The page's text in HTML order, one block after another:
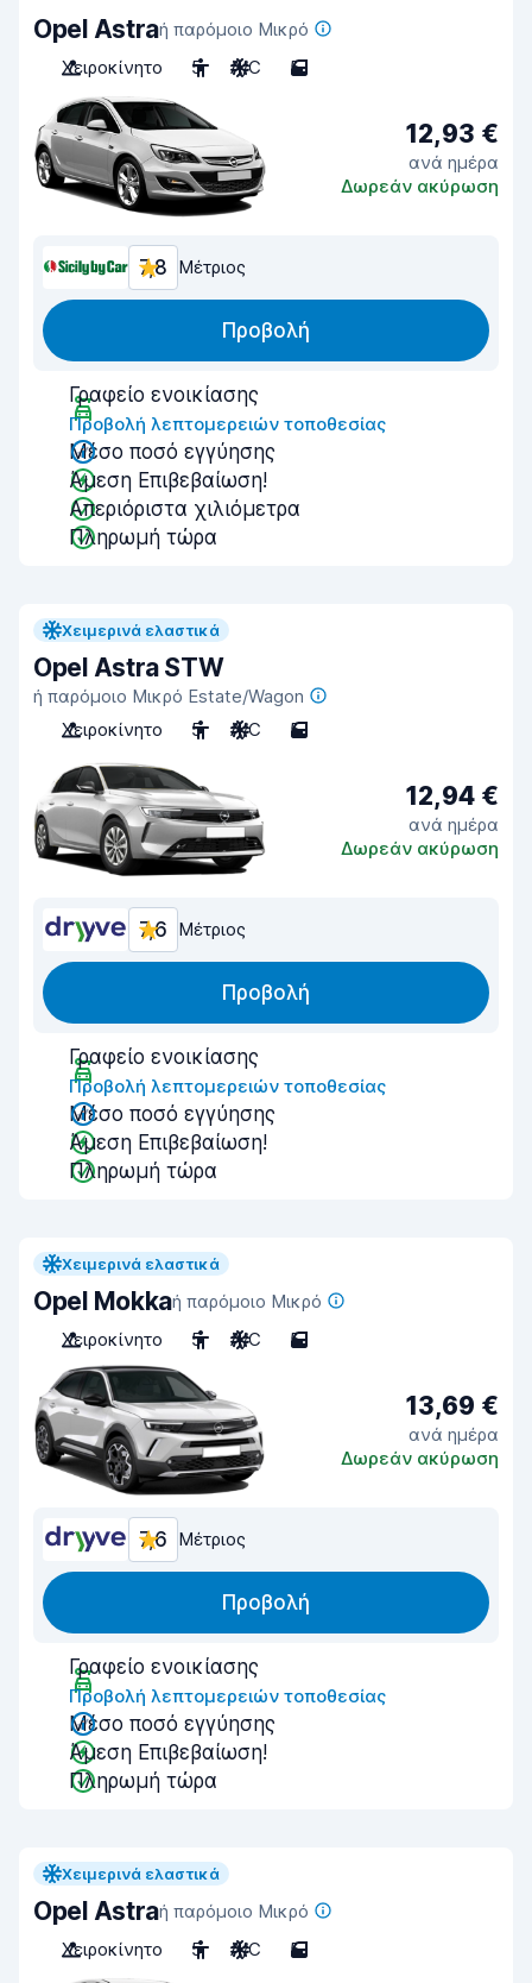
Opel Astraή παρόμοιο Μικρό
Χειροκίνητο
5 A/C 5
12,93 €
ανά ημέρα
Δωρεάν ακύρωση
7,8 Μέτριος
Προβολή
Γραφείο ενοικίασης
Προβολή λεπτομερειών τοποθεσίας
Μέσο ποσό εγγύησης
Άμεση Επιβεβαίωση!
Απεριόριστα χιλιόμετρα
Πληρωμή τώρα
Χειμερινά ελαστικά
Opel Astra STW
ή παρόμοιο Μικρό Estate/Wagon
Χειροκίνητο
5 A/C 5
12,94 €
ανά ημέρα
Δωρεάν ακύρωση
7,6 Μέτριος
Προβολή
Γραφείο ενοικίασης
Προβολή λεπτομερειών τοποθεσίας
Μέσο ποσό εγγύησης
Άμεση Επιβεβαίωση!
Πληρωμή τώρα
Χειμερινά ελαστικά
Opel Mokkaή παρόμοιο Μικρό
Χειροκίνητο
5 A/C 5
13,69 €
ανά ημέρα
Δωρεάν ακύρωση
7,6 Μέτριος
Προβολή
Γραφείο ενοικίασης
Προβολή λεπτομερειών τοποθεσίας
Μέσο ποσό εγγύησης
Άμεση Επιβεβαίωση!
Πληρωμή τώρα
Χειμερινά ελαστικά
Opel Astraή παρόμοιο Μικρό
Χειροκίνητο
5 A/C 5